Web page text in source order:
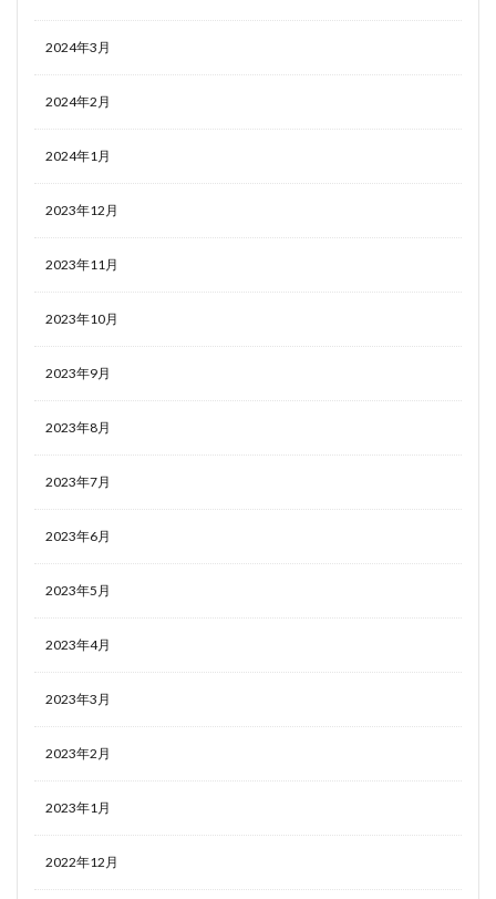
2024年3月
2024年2月
2024年1月
2023年12月
2023年11月
2023年10月
2023年9月
2023年8月
2023年7月
2023年6月
2023年5月
2023年4月
2023年3月
2023年2月
2023年1月
2022年12月